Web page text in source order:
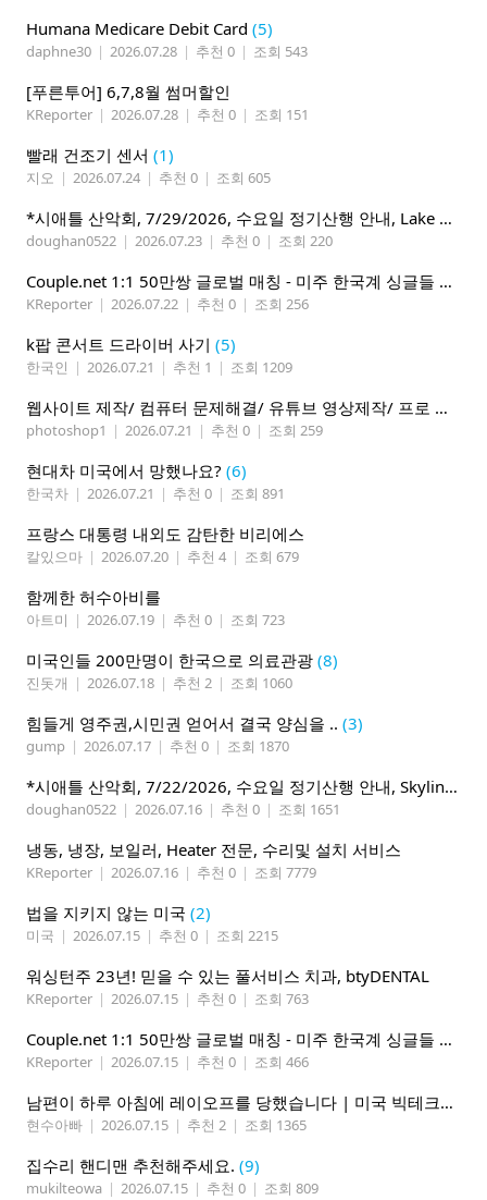
Humana Medicare Debit Card (5)
daphne30 | 2026.07.28 | 추천 0 | 조회 543
[푸른투어] 6,7,8월 썸머할인
KReporter | 2026.07.28 | 추천 0 | 조회 151
빨래 건조기 센서 (1)
지오 | 2026.07.24 | 추천 0 | 조회 605
*시애틀 산악회, 7/29/2026, 수요일 정기산행 안내, Lake 22*
doughan0522 | 2026.07.23 | 추천 0 | 조회 220
Couple.net 1:1 50만쌍 글로벌 매칭 - 미주 한국계 싱글들 모이세요
KReporter | 2026.07.22 | 추천 0 | 조회 256
k팝 콘서트 드라이버 사기 (5)
한국인 | 2026.07.21 | 추천 1 | 조회 1209
웹사이트 제작/ 컴퓨터 문제해결/ 유튜브 영상제작/ 프로 사진촬영
photoshop1 | 2026.07.21 | 추천 0 | 조회 259
현대차 미국에서 망했나요? (6)
한국차 | 2026.07.21 | 추천 0 | 조회 891
프랑스 대통령 내외도 감탄한 비리에스
칼있으마 | 2026.07.20 | 추천 4 | 조회 679
함께한 허수아비를
아트미 | 2026.07.19 | 추천 0 | 조회 723
미국인들 200만명이 한국으로 의료관광 (8)
진돗개 | 2026.07.18 | 추천 2 | 조회 1060
힘들게 영주권,시민권 얻어서 결국 양심을 .. (3)
gump | 2026.07.17 | 추천 0 | 조회 1870
*시애틀 산악회, 7/22/2026, 수요일 정기산행 안내, Skyline Trail Loop(Mt. Rainier)*
doughan0522 | 2026.07.16 | 추천 0 | 조회 1651
냉동, 냉장, 보일러, Heater 전문, 수리및 설치 서비스
KReporter | 2026.07.16 | 추천 0 | 조회 7779
법을 지키지 않는 미국 (2)
미국 | 2026.07.15 | 추천 0 | 조회 2215
워싱턴주 23년! 믿을 수 있는 풀서비스 치과, btyDENTAL
KReporter | 2026.07.15 | 추천 0 | 조회 763
Couple.net 1:1 50만쌍 글로벌 매칭 - 미주 한국계 싱글들 모이세요
KReporter | 2026.07.15 | 추천 0 | 조회 466
남편이 하루 아침에 레이오프를 당했습니다 | 미국 빅테크의 현실
현수아빠 | 2026.07.15 | 추천 2 | 조회 1365
집수리 핸디맨 추천해주세요. (9)
mukilteowa | 2026.07.15 | 추천 0 | 조회 809